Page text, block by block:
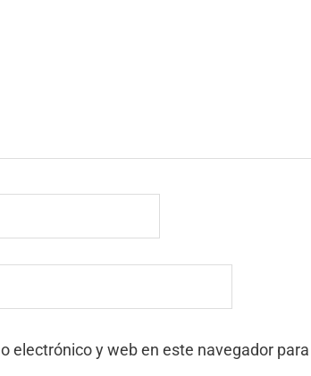
electrónico y web en este navegador